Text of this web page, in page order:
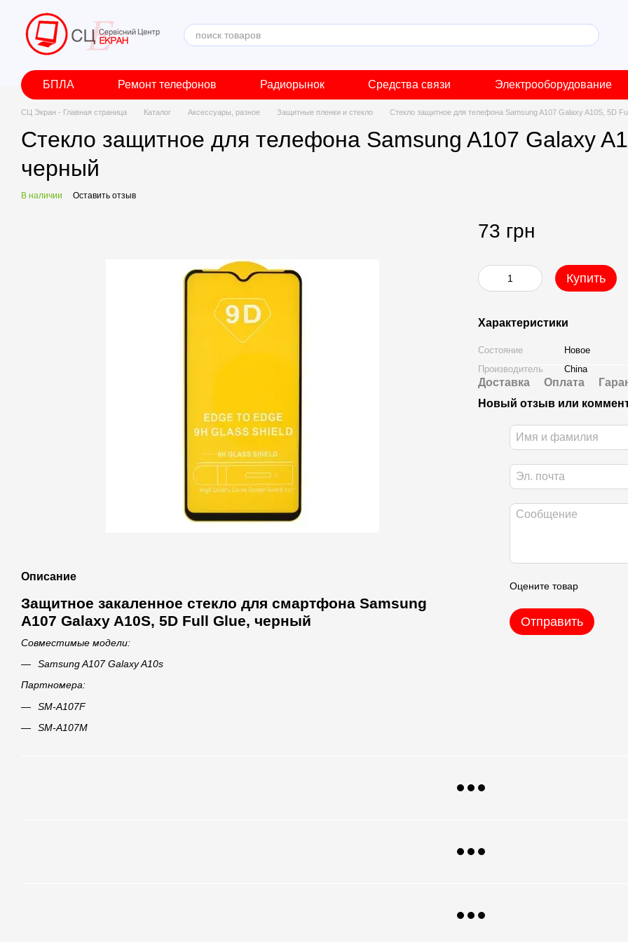
Перейти к основному контенту
БПЛА Ремонт телефонов Радиорынок Средства связи Электрооборудование
СЦ Экран - Главная страница Каталог Аксессуары, разное Защитные пленки и стекло Стекло защитное для телефона Samsung A107 Galaxy A10S, 5D
Стекло защитное для телефона Samsung A107 Galaxy
черный
В наличии Оставить отзыв
Описание
Защитное закаленное стекло для смартфона Samsung
A107 Galaxy A10S, 5D Full Glue, черный
Совместимые модели:
Samsung A107 Galaxy A10s
Партномера:
SM-A107F
SM-A107M
73 грн
Купить
Характеристики
Состояние
Новое
Производитель
China
Доставка Оплата
Новый отзыв или
Оцените товар
Отправить